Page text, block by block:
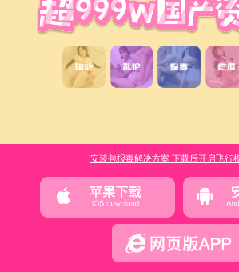
安装包报毒解决方案 下载后开启飞行